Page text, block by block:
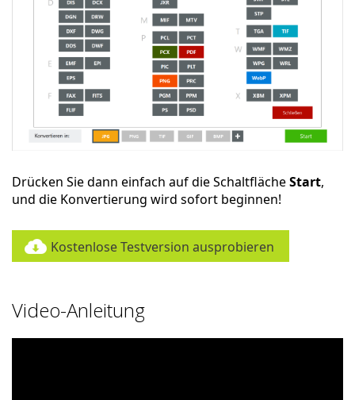
Drücken Sie dann einfach auf die SchaltflächeStart,
und die Konvertierung wird sofort beginnen!
Kostenlose Testversion ausprobieren
Video-Anleitung